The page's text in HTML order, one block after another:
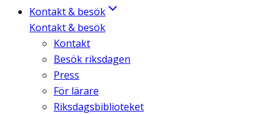
Kontakt & besök
Kontakt & besök
Kontakt
Besök riksdagen
Press
För lärare
Riksdagsbiblioteket